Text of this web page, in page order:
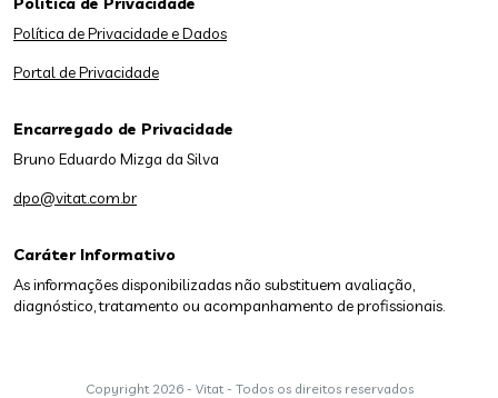
Caráter Informativo
As informações disponibilizadas não substituem avaliação,
diagnóstico, tratamento ou acompanhamento de profissionais.
Política de Privacidade e Dados
Portal de Privacidade
Encarregado de Privacidade
Bruno Eduardo Mizga da Silva
dpo@vitat.com.br
Copyright 2026 - Vitat - Todos os direitos reservados